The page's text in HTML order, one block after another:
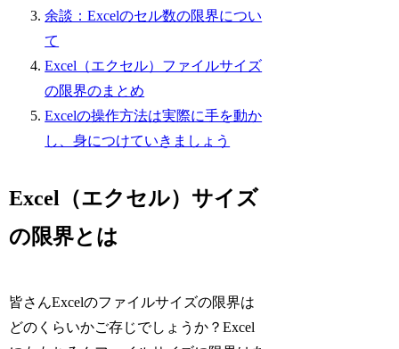
余談：Excelのセル数の限界につい
て
Excel（エクセル）ファイルサイズ
の限界のまとめ
Excelの操作方法は実際に手を動か
し、身につけていきましょう
Excel（エクセル）サイズ
の限界とは
皆さんExcelのファイルサイズの限界は
どのくらいかご存じでしょうか？Excel